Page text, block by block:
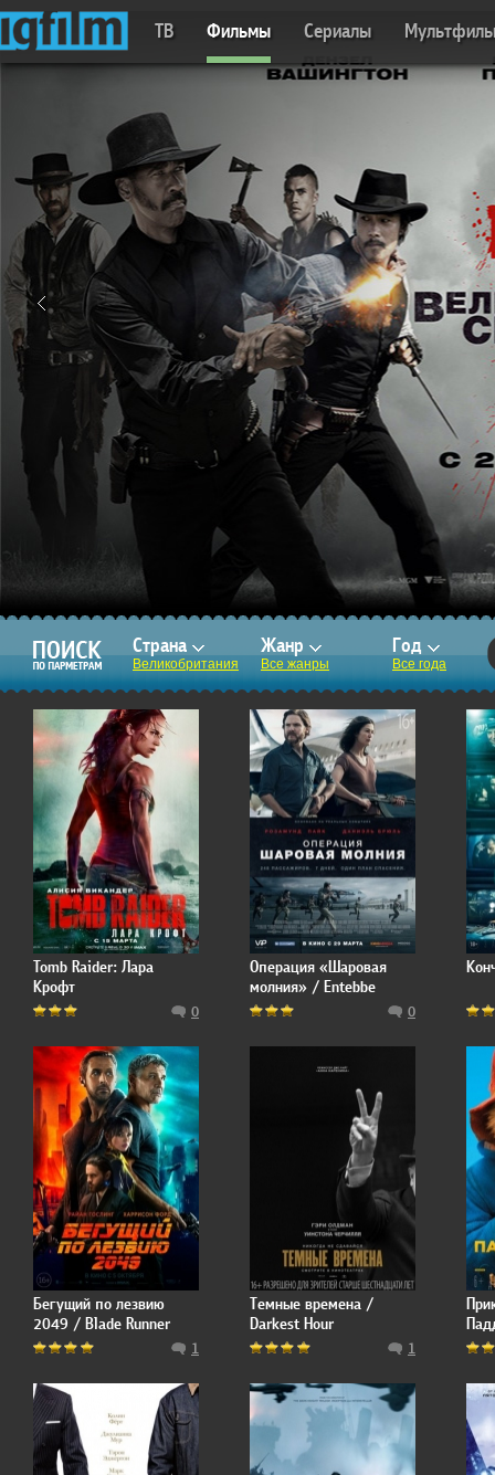
ТВ Фильмы Сериалы
Страна
Великобритания
Жанр
Все жанры
Год
Все года
Tomb Raider: Лара
Крофт
0
Операция «Шаровая
молния» / Entebbe
0
Бегущий по лезвию
2049 / Blade Runner
2049
1
Темные времена /
Darkest Hour
1